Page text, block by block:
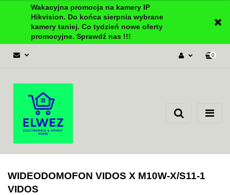
Wakacyjna promocja na kamery IP
Hikvision. Do końca sierpnia wybrane
kamery taniej. Co tydzień nowe oferty
promocyjne. Sprawdź nas !!!
Zgody cookies
0
WIDEODOMOFON VIDOS X M10W-X/S11-1
VIDOS